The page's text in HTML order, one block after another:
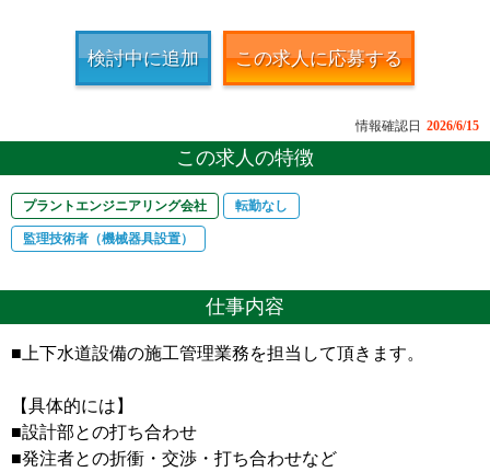
検討中に追加 この求人に応募する
情報確認日 2026/6/15
この求人の特徴
プラントエンジニアリング会社 転勤なし
監理技術者（機械器具設置）
仕事内容
■上下水道設備の施工管理業務を担当して頂きます。
【具体的には】
■設計部との打ち合わせ
■発注者との折衝・交渉・打ち合わせなど